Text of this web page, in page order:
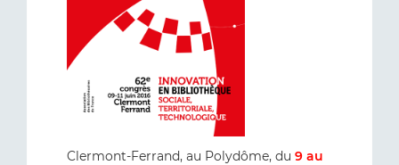
Clermont-Ferrand, au Polydôme, du 9 au